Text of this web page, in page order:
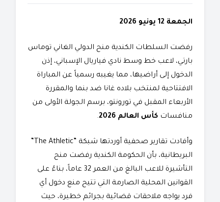
الجمعة 12 يونيو 2026
​رفضت السلطات الكندية منح الدولي الغاني توماس
بارتي، لاعب خط وسط نادي فياريال الإسباني، إذن
الدخول إلى أراضيها، مما يغيبه رسمياً عن المباراة
الافتتاحية لمنتخب بلاده غانا ضد بنما والمقررة
الأربعاء المقبل في تورونتو، برسم الجولة الأولى من
منافسات كأس العالم 2026 .
​وأفادت تقارير صحفية أوردتها شبكة “The Athletic”
البريطانية، بأن الحكومة الكندية رفضت منح
التأشيرة للاعب البالغ من العمر 32 عاماً، بناءً على
القوانين المحلية الصارمة التي تتيح منع دخول أي
فرد يواجه ملاحقات قضائية بجرائم خطيرة، حيث